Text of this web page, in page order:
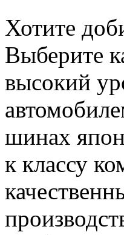
Хотите
Выберите
высокий
шинах
к классу